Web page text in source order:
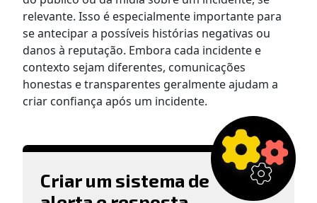
relevante. Isso é especialmente importante para
se antecipar a possíveis histórias negativas ou
danos à reputação. Embora cada incidente e
contexto sejam diferentes, comunicações
honestas e transparentes geralmente ajudam a
criar confiança após um incidente.
Criar um sistema de